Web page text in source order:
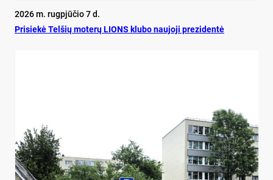
2026 m. rugpjūčio 7 d.
Pri­siekė Tel­šių mo­terų LIONS klu­bo nau­jo­ji pre­zi­dentė